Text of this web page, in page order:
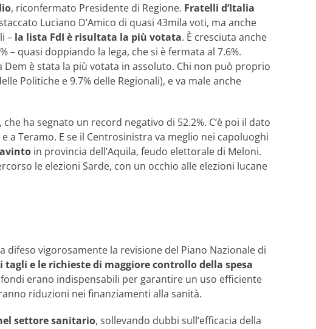
, riconfermato Presidente di Regione. Fratelli d’Italia
Luciano D’Amico di quasi 43mila voti, ma anche
– la lista FdI è risultata la più votata. È cresciuta anche
– quasi doppiando la lega, che si è fermata al 7.6%.
Dem è stata la più votata in assoluto. Chi non può proprio
Politiche e 9.7% delle Regionali), e va male anche
, che ha segnato un record negativo di 52.2%. C’è poi il dato
a Teramo. E se il Centrosinistra va meglio nei capoluoghi
in provincia dell’Aquila, feudo elettorale di Meloni.
le elezioni Sarde, con un occhio alle elezioni lucane
difeso vigorosamente la revisione del Piano Nazionale di
e le richieste di maggiore controllo della spesa
erano indispensabili per garantire un uso efficiente
riduzioni nei finanziamenti alla sanità.
settore sanitario, sollevando dubbi sull’efficacia della